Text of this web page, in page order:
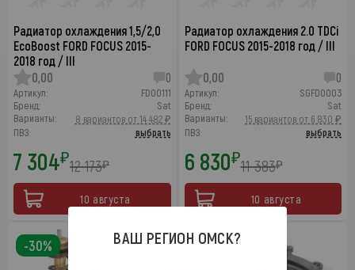
Радиатор охлаждения 1,5/2,0
EcoBoost FORD FOCUS 2015-
2018 год / III
0,00
0
Артикул:
FD00111
Бренд:
Sat
Варианты:
8 вариантов от 14 482 ₽
ПВЗ:
выбрать
7 304₽12 173₽
10 августа
Радиатор охлаждения 2.0 TDCi
FORD FOCUS 2015-2018 год / III
0,00 0
Артикул:
SGFD0003
Бренд:
Sat
Варианты:
15 вариантов от 6 830 ₽
ПВЗ:
выбрать
6 830₽11 383₽
10 августа
-30% -30%
ВАШ РЕГИОН ОМСК?